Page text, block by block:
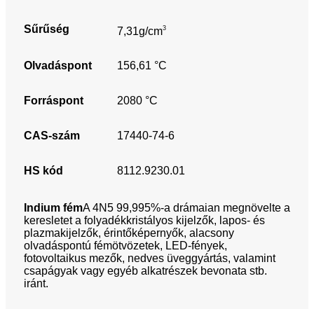
Sűrűség 7,31g/cm3
Olvadáspont 156,61 °C
Forráspont 2080 °C
CAS-szám 17440-74-6
HS kód 8112.9230.01
Indium fémA 4N5 99,995%-a drámaian megnövelte a
keresletet a folyadékkristályos kijelzők, lapos- és
plazmakijelzők, érintőképernyők, alacsony
olvadáspontú fémötvözetek, LED-fények,
fotovoltaikus mezők, nedves üveggyártás, valamint
csapágyak vagy egyéb alkatrészek bevonata stb.
iránt.